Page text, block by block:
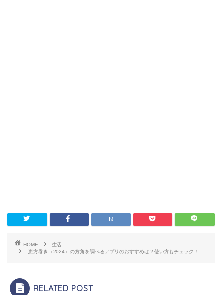
HOME
生活
恵方巻き（2024）の方角を調べるアプリのおすすめは？使い方もチェック！
RELATED POST